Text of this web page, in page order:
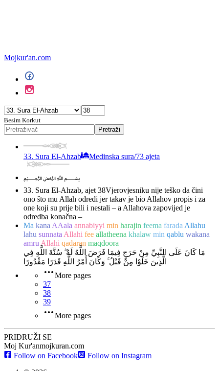
Mojkur'an.com
Besim Korkut
Pretraži
33. Sura El-Ahzab Medinska sura/73 ajeta
﷽
33. Sura El-Ahzab, ajet 38Vjerovjesniku nije teško da čini
ono što mu Allah odredi jer takav je bio Allahov propis i za
one koji su prije bili i nestali – a Allahova zapovijed je
odredba konačna –
Ma kana AAala annabiyyi min harajin feema farada Allahu
lahu sunnata Allahi fee allatheena khalaw min qablu wakana
amru Allahi qadaran maqdoora
مَا كَانَ عَلَى النَّبِيِّ مِنْ حَرَجٍ فِيمَا فَرَضَ اللَّهُ لَهُ ۖ سُنَّةَ اللَّهِ فِي
الَّذِينَ خَلَوْا مِنْ قَبْلُ ۚ وَكَانَ أَمْرُ اللَّهِ قَدَرًا مَقْدُورًا
More pages
37
38
39
More pages
PRIDRUŽI SE
Moj Kur'anmojkuran.com
Follow on Facebook
Follow on Instagram